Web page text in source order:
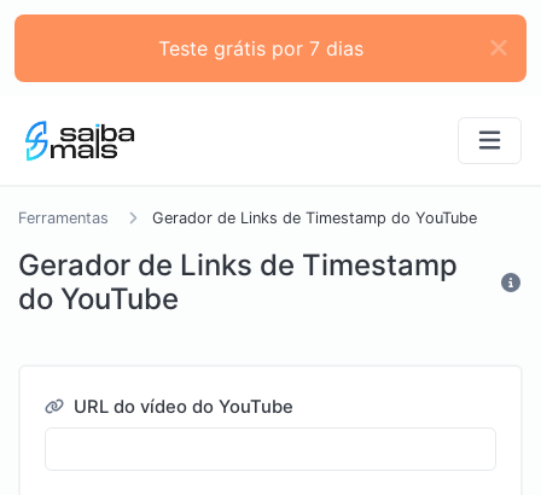
Teste grátis por 7 dias
Ferramentas Gerador de Links de Timestamp do YouTube
Gerador de Links de Timestamp
do YouTube
URL do vídeo do YouTube